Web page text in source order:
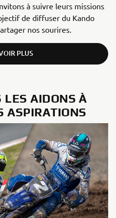
à suivre leurs missions
de diffuser du Kando
nos sourires.
PLUS
LES AIDONS À
ASPIRATIONS